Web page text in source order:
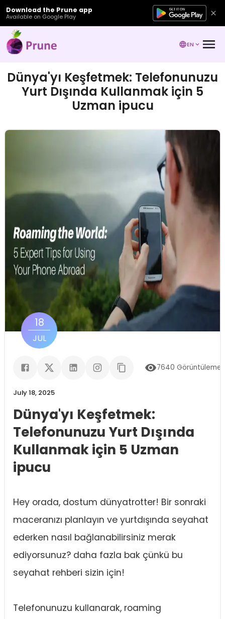
Download the Prune app
Available on Google Play
EN
Dünya'yı Keşfetmek: Telefonunuzu
Yurt Dışında Kullanmak için 5
Uzman ipucu
18
JUL
7640
July 18, 2025
Dünya'yı Keşfetmek:
Telefonunuzu Yurt Dışında
Kullanmak için 5 Uzman
ipucu
Hey orada, dostum dünyatrotter! Bir sonraki
maceranızı planlayın ve yurtdışında seyahat
ederken nasıl bağlanabilirsiniz merak
ediyorsunuz? daha fazla bak çünkü bu
seyahat rehberi sizin için!
Telefonunuzu kullanarak, roaming